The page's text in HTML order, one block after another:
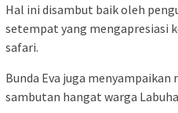
Hal ini disambut baik oleh
setempat yang mengapresiasi
safari.
​Bunda Eva juga
sambutan hangat warga